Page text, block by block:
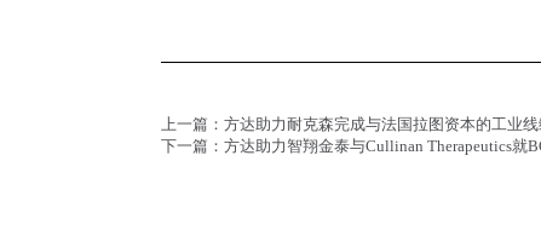
上一篇： 方达助力耐克森完成与法国拉图资本的工业
下一篇： 方达助力智翔金泰与Cullinan Therapeutics就